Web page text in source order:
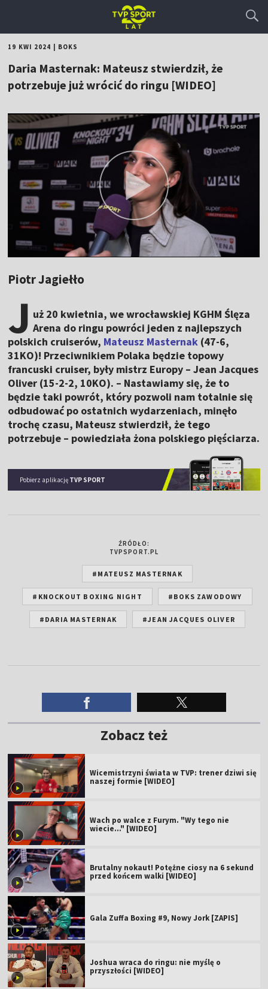
19 KWI 2024 BOKS
Daria Masternak: Mateusz stwierdził, że
potrzebuje już wrócić do ringu [WIDEO]
Piotr Jagiełło
J uż 20 kwietnia, we wrocławskiej KGHM Ślęza
Arena do ringu powróci jeden z najlepszych
polskich cruiserów, Mateusz Masternak (47-6,
31KO)! Przeciwnikiem Polaka będzie topowy
francuski cruiser, były mistrz Europy –Jean Jacques
Oliver (15-2-2, 10KO). – Nastawiamy się, że to
będzie taki powrót, który pozwoli nam totalnie się
odbudować po ostatnich wydarzeniach, minęło
trochę czasu, Mateusz stwierdził, że tego
potrzebuje – powiedziała żona polskiego pięściarza.
Pobierz aplikację TVP SPORT
ŹRÓDŁO:
TVPSPORT.PL
#MATEUSZ MASTERNAK
#KNOCKOUT BOXING NIGHT #BOKS ZAWODOWY
#DARIA MASTERNAK #JEAN JACQUES OLIVER
Zobacz też
Wicemistrzyni świata w TVP: trener dziwi się
naszej formie [WIDEO]
Wach po walce z Furym. "Wy tego nie
wiecie..." [WIDEO]
Brutalny nokaut! Potężne ciosy na 6 sekund
przed końcem walki [WIDEO]
Gala Zuffa Boxing #9, Nowy Jork [ZAPIS]
Joshua wraca do ringu: nie myślę o
przyszłości [WIDEO]